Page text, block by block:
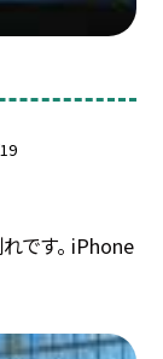
です。 iPhone